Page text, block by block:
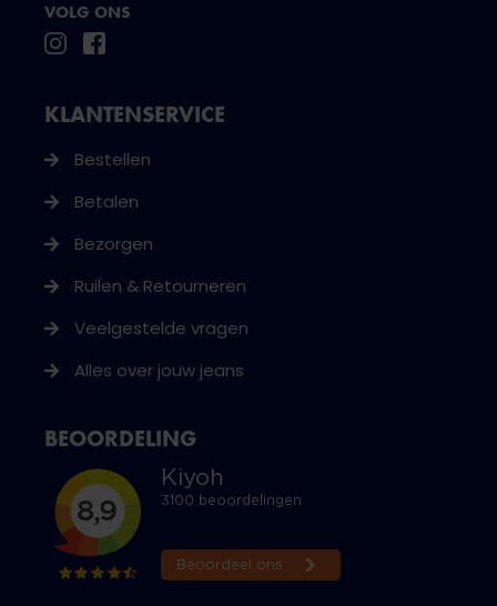
VOLG ONS
KLANTENSERVICE
Bestellen
Betalen
Bezorgen
Ruilen & Retourneren
Veelgestelde vragen
Alles over jouw jeans
BEOORDELING